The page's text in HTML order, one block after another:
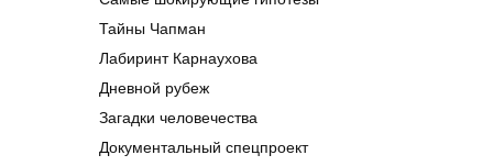
Тайны Чапман
Лабиринт Карнаухова
Дневной рубеж
Загадки человечества
Документальный спецпроект